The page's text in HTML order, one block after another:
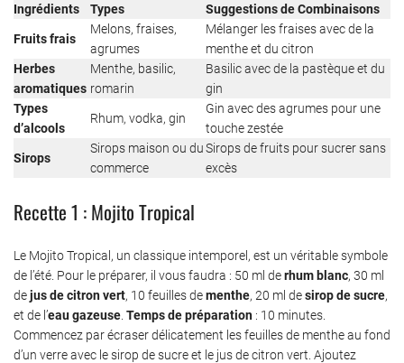
Ingrédients Types Suggestions de Combinaisons
Fruits frais
Melons, fraises,
agrumes
Mélanger les fraises avec de la
menthe et du citron
Herbes
aromatiques
Menthe, basilic,
romarin
Basilic avec de la pastèque et du
gin
Types
d’alcools
Rhum, vodka, gin
Gin avec des agrumes pour une
touche zestée
Sirops
Sirops maison ou du
commerce
Sirops de fruits pour sucrer sans
excès
Recette 1 : Mojito Tropical
Le Mojito Tropical, un classique intemporel, est un véritable symbole
de l’été. Pour le préparer, il vous faudra : 50 ml derhum blanc, 30 ml
dejus de citron vert, 10 feuilles dementhe, 20 ml desirop de sucre,
et de l’eau gazeuse Temps de préparation : 10 minutes.
Commencez par écraser délicatement les feuilles de menthe au fond
d’un verre avec le sirop de sucre et le jus de citron vert. Ajoutez